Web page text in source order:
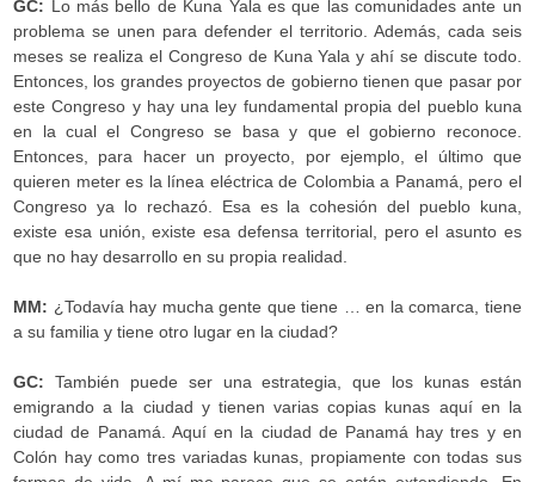
GC: Lo más bello de Kuna Yala es que las comunidades ante un
problema se unen para defender el territorio. Además, cada seis
meses se realiza el Congreso de Kuna Yala y ahí se discute todo.
Entonces, los grandes proyectos de gobierno tienen que pasar por
este Congreso y hay una ley fundamental propia del pueblo kuna
en la cual el Congreso se basa y que el gobierno reconoce.
Entonces, para hacer un proyecto, por ejemplo, el último que
quieren meter es la línea eléctrica de Colombia a Panamá, pero el
Congreso ya lo rechazó. Esa es la cohesión del pueblo kuna,
existe esa unión, existe esa defensa territorial, pero el asunto es
que no hay desarrollo en su propia realidad.
MM: ¿Todavía hay mucha gente que tiene … en la comarca, tiene
a su familia y tiene otro lugar en la ciudad?
GC:También puede ser una estrategia, que los kunas están
emigrando a la ciudad y tienen varias copias kunas aquí en la
ciudad de Panamá. Aquí en la ciudad de Panamá hay tres y en
Colón hay como tres variadas kunas, propiamente con todas sus